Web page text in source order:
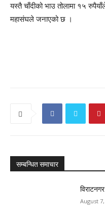
यस्तै चाँदीको भाउ तोलामा १५
महासंघले जनाएको छ ।
सम्बन्धित समाचार
August